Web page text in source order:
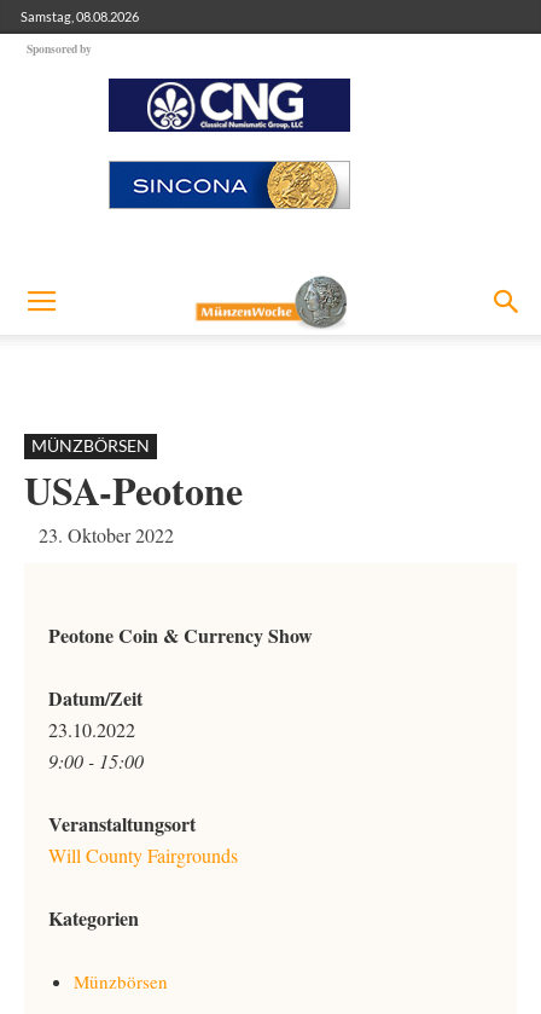
Samstag, 08.08.2026
Sponsored by
MÜNZBÖRSEN
USA-Peotone
23. Oktober 2022
Peotone Coin & Currency Show
Datum/Zeit
23.10.2022
9:00 - 15:00
Veranstaltungsort
Will County Fairgrounds
Kategorien
Münzbörsen